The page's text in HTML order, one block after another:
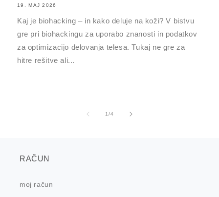
19. MAJ 2026
Kaj je biohacking – in kako deluje na koži? V bistvu
gre pri biohackingu za uporabo znanosti in podatkov
za optimizacijo delovanja telesa. Tukaj ne gre za
hitre rešitve ali...
1/od
4
RAČUN
moj račun